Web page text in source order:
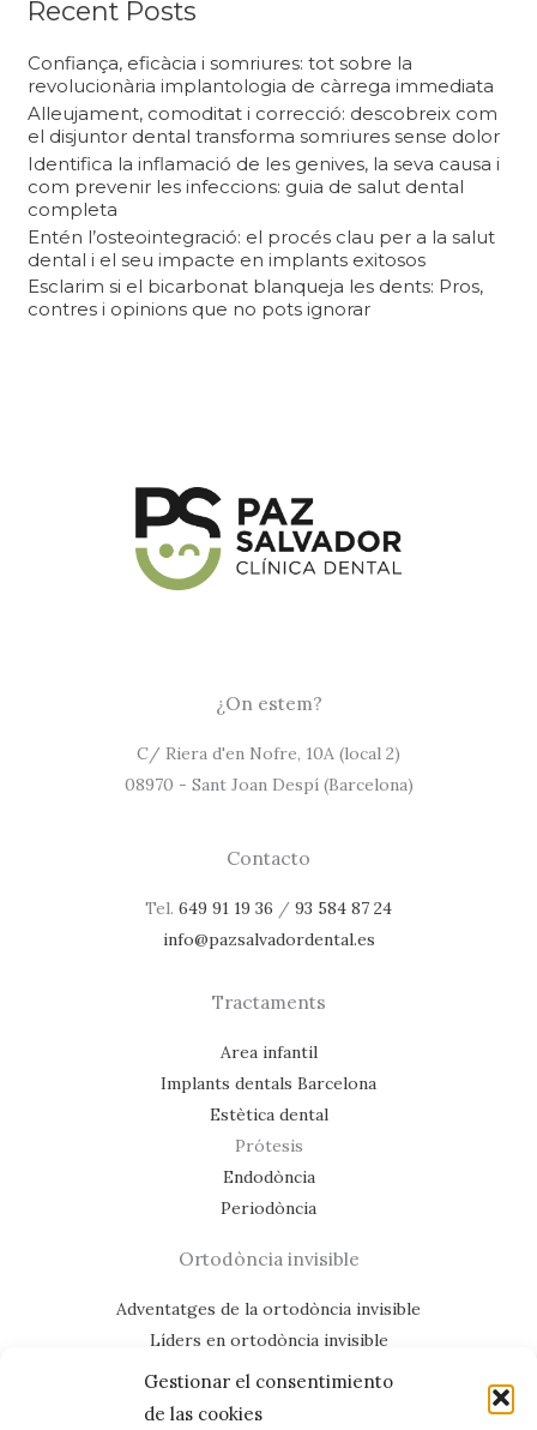
Gestionar el consentimiento
de las cookies
Recent Posts
Confiança, eficàcia i somriures: tot sobre la
revolucionària implantologia de càrrega immediata
Alleujament, comoditat i correcció: descobreix com
el disjuntor dental transforma somriures sense dolor
Identifica la inflamació de les genives, la seva causa i
com prevenir les infeccions: guia de salut dental
completa
Entén l’osteointegració: el procés clau per a la salut
dental i el seu impacte en implants exitosos
Esclarim si el bicarbonat blanqueja les dents: Pros,
contres i opinions que no pots ignorar
¿On estem?
C/ Riera d'en Nofre, 10A (local 2)
08970 - Sant Joan Despí (Barcelona)
Contacto
Tel. 649 91 19 36 / 93 584 87 24
info@pazsalvadordental.es
Tractaments
Area infantil
Implants dentals Barcelona
Estètica dental
Prótesis
Endodòncia
Periodòncia
Ortodòncia invisible
Adventatges de la ortodòncia invisible
Líders en ortodòncia invisible
Casos de éxit
Mapa del lloc web